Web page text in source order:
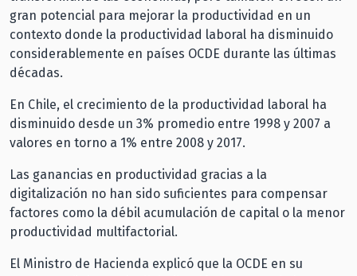
gran potencial para mejorar la productividad en un
contexto donde la productividad laboral ha disminuido
considerablemente en países OCDE durante las últimas
décadas.
En Chile, el crecimiento de la productividad laboral ha
disminuido desde un 3% promedio entre 1998 y 2007 a
valores en torno a 1% entre 2008 y 2017.
Las ganancias en productividad gracias a la
digitalización no han sido suficientes para compensar
factores como la débil acumulación de capital o la menor
productividad multifactorial.
El Ministro de Hacienda explicó que la OCDE en su